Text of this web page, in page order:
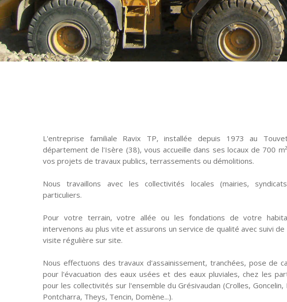
L'entreprise familiale Ravix TP, installée depuis 1973 au
département de l'Isère (38), vous accueille dans ses locaux de 700
vos projets de travaux publics, terrassements ou démolitions.
Nous travaillons avec les collectivités locales (mairies,
particuliers.
Pour votre terrain, votre allée ou les fondations de votre
intervenons au plus vite et assurons un service de qualité avec suivi
visite régulière sur site.
Nous effectuons des travaux d'assainissement, tranchées, pose de
pour l'évacuation des eaux usées et des eaux pluviales, chez les
pour les collectivités sur l'ensemble du Grésivaudan (Crolles, Goncelin,
Pontcharra, Theys, Tencin, Domène...).